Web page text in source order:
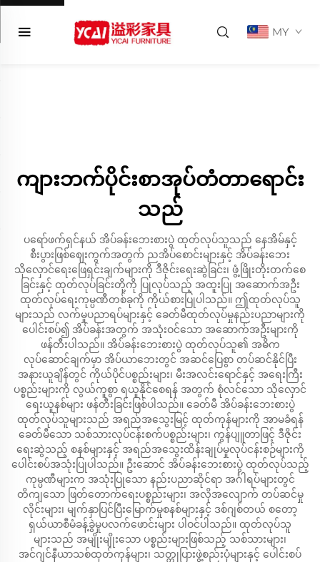
MY
ကျားဘက်ပိုင်းစာအုပ်တံတာရောင်း
သည်
ပရော်ဖက်ရှင်နယ် အိပ်ခန်းဘေးစားပွဲ ထုတ်လုပ်သူသည် နေအိမ်နှင့်
စီးပွားဖြစ်ဈေးကွက်အတွက် ညအိပ်စောင်းများနှင့် အိပ်ခန်းဘေး
သိုလှောင်ရေးဖြေရှင်းချက်များကို ဒီဇိုင်းရေးဆွဲခြင်း၊ ဖွံ့ဖြိုးတိုးတက်စေ
ခြင်းနှင့် ထုတ်လုပ်ခြင်းတို့ကို ပြုလုပ်သည့် အထူးပြု အဆောက်အဦး
ထုတ်လုပ်ရေးကုမ္ပဏီတစ်ခုကို ကိုယ်စားပြုပါသည်။ ဤထုတ်လုပ်သူ
များသည် လက်မှုပညာရပ်များနှင့် ခေတ်မီထုတ်လုပ်မှုနည်းပညာများကို
ပေါင်းစပ်၍ အိပ်ခန်းအတွက် အသုံးဝင်သော အဆောက်အဦးများကို
ဖန်တီးပါသည်။ အိပ်ခန်းဘေးစားပွဲ ထုတ်လုပ်သူ၏ အဓိက
လုပ်ဆောင်ချက်မှာ အိပ်ယာဘေးတွင် အဆင်ပြေစွာ တပ်ဆင်နိုင်ပြီး
အနားယူချိန်တွင် ကိုယ်ပိုင်ပစ္စည်းများ၊ မီးအလင်းရောင်နှင့် အရေးကြီး
ပစ္စည်းများကို လွယ်ကူစွာ ရယူနိုင်စေရန် အတွက် စုံလင်သော သိုလှောင်
ရေးယူနစ်များ ဖန်တီးခြင်းဖြစ်ပါသည်။ ခေတ်မီ အိပ်ခန်းဘေးစားပွဲ
ထုတ်လုပ်သူများသည် အရည်အသွေးမြင့် ထုတ်ကုန်များကို အာမခံရန်
ခေတ်မီသော သစ်သားလုပ်ငန်းစက်ပစ္စည်းများ၊ ကွန်ပျူတာဖြင့် ဒီဇိုင်း
ရေးဆွဲသည့် စနစ်များနှင့် အရည်အသွေးထိန်းချုပ်မှုလုပ်ငန်းစဉ်များကို
ပေါင်းစပ်အသုံးပြုပါသည်။ ဦးဆောင် အိပ်ခန်းဘေးစားပွဲ ထုတ်လုပ်သည့်
ကုမ္ပဏီများက အသုံးပြုသော နည်းပညာဆိုင်ရာ အင်္ဂါရပ်များတွင်
တိကျသော ဖြတ်တောက်ရေးပစ္စည်းများ၊ အလိုအလျောက် တပ်ဆင်မှု
လိုင်းများ၊ မျက်နှာပြင်ပြီးမြောက်မှုစနစ်များနှင့် ဒစ်ဂျစ်တယ် စတော့
ရှယ်ယာစီမံခန့်ခွဲမှုပလက်ဖောင်းများ ပါဝင်ပါသည်။ ထုတ်လုပ်သူ
များသည် အမျိုးမျိုးသော ပစ္စည်းများဖြစ်သည့် သစ်သားများ၊
အင်ဂျင်နီယာသစ်ထုတ်ကုန်များ၊ သတ္တုပြားဖွဲ့စည်းပုံများနှင့် ပေါင်းစပ်